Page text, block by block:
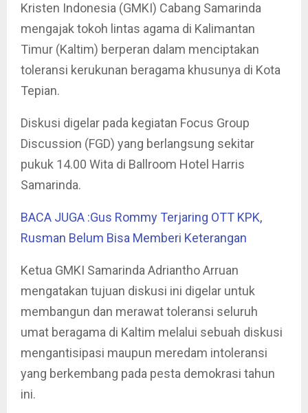
Kristen Indonesia (GMKI) Cabang Samarinda
mengajak tokoh lintas agama di Kalimantan
Timur (Kaltim) berperan dalam menciptakan
toleransi kerukunan beragama khusunya di Kota
Tepian.
Diskusi digelar pada kegiatan Focus Group
Discussion (FGD) yang berlangsung sekitar
pukuk 14.00 Wita di Ballroom Hotel Harris
Samarinda.
BACA JUGA :Gus Rommy Terjaring OTT KPK,
Rusman Belum Bisa Memberi Keterangan
Ketua GMKI Samarinda Adriantho Arruan
mengatakan tujuan diskusi ini digelar untuk
membangun dan merawat toleransi seluruh
umat beragama di Kaltim melalui sebuah diskusi
mengantisipasi maupun meredam intoleransi
yang berkembang pada pesta demokrasi tahun
ini.